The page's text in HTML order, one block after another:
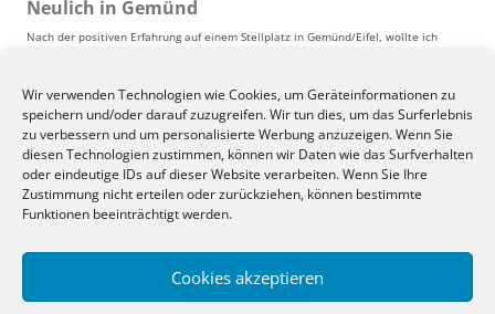
Wir verwenden Technologien wie Cookies, um Geräteinformationen zu
speichern und/oder darauf zuzugreifen. Wir tun dies, um das Surferlebnis
zu verbessern und um personalisierte Werbung anzuzeigen. Wenn Sie
diesen Technologien zustimmen, können wir Daten wie das Surfverhalten
oder eindeutige IDs auf dieser Website verarbeiten. Wenn Sie Ihre
Zustimmung nicht erteilen oder zurückziehen, können bestimmte
Funktionen beeinträchtigt werden.
Cookies akzeptieren